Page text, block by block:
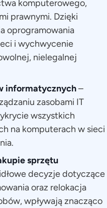
komputerowego,
prawnymi. Dzięki
oprogramowania
i wychwycenie
nielegalnej
informatycznych–
zasobami IT
wszystkich
na komputerach w sieci
sprzętu
decyzje dotyczące
oraz relokacja
wpływają znacząco